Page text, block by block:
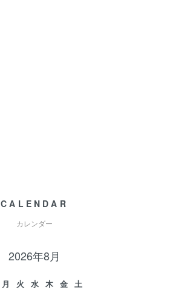
CALENDAR
カレンダー
2026年8月
月 火 水 木 金
土